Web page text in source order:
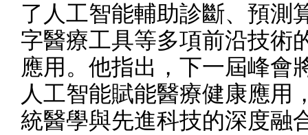
了人工智能輔助診斷、預測
字醫療工具等多項前沿技術
應用。他指出，下一屆峰會
人工智能賦能醫療健康應用
統醫學與先進科技的深度融